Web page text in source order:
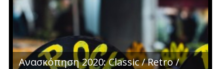
Ανασκόπηση 2020: Classic / Retro /